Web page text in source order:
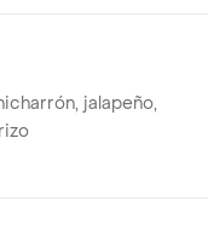
jalapeño,